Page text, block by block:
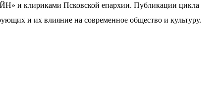
и клириками Псковской епархии. Публикации цикла
и их влияние на современное общество и культуру.